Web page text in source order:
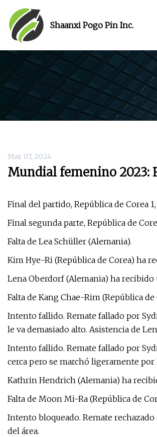
Shaanxi Pogo Pin Inc.
Mar 07, 2024
Mundial femenino 2023:
Final del partido, República de Corea
Final segunda parte, República de
Falta de Lea Schüller (Alemania).
Kim Hye-Ri (República de Corea) ha
Lena Oberdorf (Alemania) ha recibido
Falta de Kang Chae-Rim (República de
Intento fallido. Remate fallado por
le va demasiado alto. Asistencia de
Intento fallido. Remate fallado por
cerca pero se marchó ligeramente por
Kathrin Hendrich (Alemania) ha
Falta de Moon Mi-Ra (República de
Intento bloqueado. Remate
del área.